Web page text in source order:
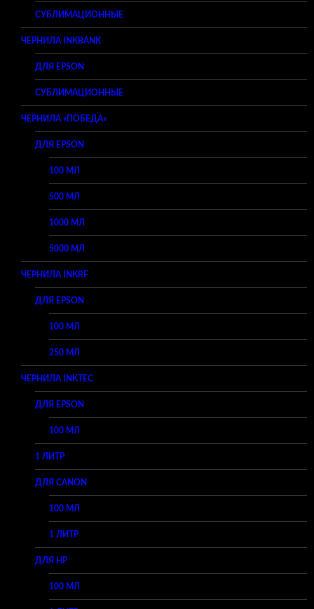
СУБЛИМАЦИОННЫЕ
ЧЕРНИЛА INKBANK
ДЛЯ EPSON
СУБЛИМАЦИОННЫЕ
ЧЕРНИЛА «ПОБЕДА»
ДЛЯ EPSON
100 МЛ
500 МЛ
1000 МЛ
5000 МЛ
ЧЕРНИЛА INKRF
ДЛЯ EPSON
100 МЛ
250 МЛ
ЧЕРНИЛА INKTEC
ДЛЯ EPSON
100 МЛ
1 ЛИТР
ДЛЯ CANON
100 МЛ
1 ЛИТР
ДЛЯ HP
100 МЛ